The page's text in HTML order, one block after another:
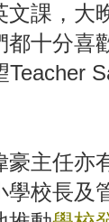
文課，大
都十分喜
Teacher
豪主任亦
學校長及